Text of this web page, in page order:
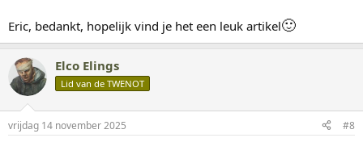
Eric, bedankt, hopelijk vind je het een leuk artikel🙂
Elco Elings
Lid van de TWENOT
vrijdag 14 november 2025 #8